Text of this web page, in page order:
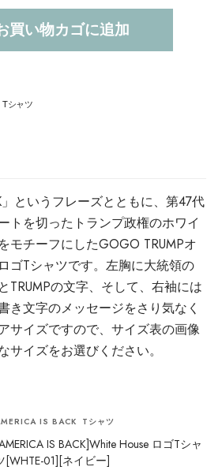
買い物カゴに追加
Tシャツ
」というフレーズとともに、第47代
トを切ったトランプ政権のホワイ
モチーフにしたGOGO TRUMPオ
ゴTシャツです。左胸に大統領の
TRUMPの文字、そして、右袖には
き文字のメッセージをさり気なく
サイズですので、サイズ表の画像
サイズをお選びください。
IS BACK Tシャツ
IS BACK]White House ロゴTシャ
[WHTE-01][ネイビー]